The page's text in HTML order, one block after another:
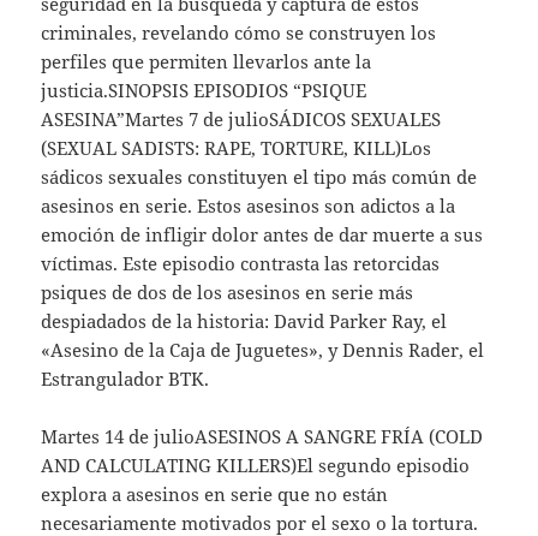
criminales, revelando cómo se construyen los
perfiles que permiten llevarlos ante la
justicia.SINOPSIS EPISODIOS “PSIQUE
ASESINA”Martes 7 de julioSÁDICOS SEXUALES
(SEXUAL SADISTS: RAPE, TORTURE, KILL)Los
sádicos sexuales constituyen el tipo más común de
asesinos en serie. Estos asesinos son adictos a la
emoción de infligir dolor antes de dar muerte a sus
víctimas. Este episodio contrasta las retorcidas
psiques de dos de los asesinos en serie más
despiadados de la historia: David Parker Ray, el
«Asesino de la Caja de Juguetes», y Dennis Rader, el
Estrangulador BTK.
Martes 14 de julioASESINOS A SANGRE FRÍA (COLD
AND CALCULATING KILLERS)El segundo episodio
explora a asesinos en serie que no están
necesariamente motivados por el sexo o la tortura.